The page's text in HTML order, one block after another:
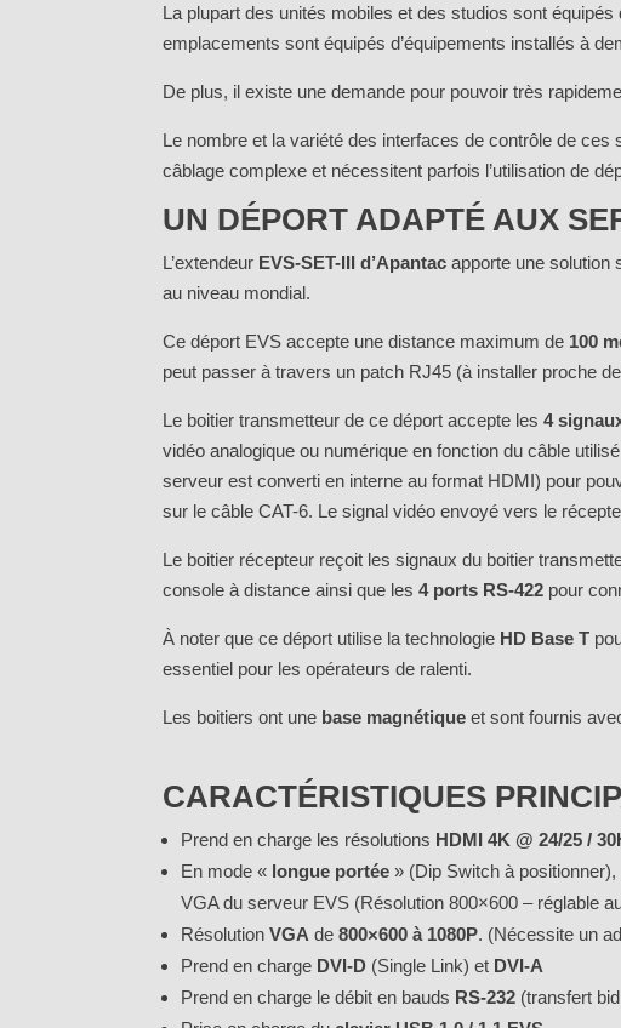
La plupart des unités mobiles et des studios sont
emplacements sont équipés d’équipements installés à
De plus, il existe une demande pour pouvoir très
Le nombre et la variété des interfaces de contrôle de
câblage complexe et nécessitent parfois l’utilisation de
UN DÉPORT ADAPTÉ AUX
L’extendeur EVS-SET-III d’Apantac apporte une solution
au niveau mondial.
Ce déport EVS accepte une distance maximum de 100
peut passer à travers un patch RJ45 (à installer proche
Le boitier transmetteur de ce déport accepte les4
vidéo analogique ou numérique en fonction du câble utilisé
serveur est converti en interne au format HDMI) pour
sur le câble CAT-6. Le signal vidéo envoyé vers le
Le boitier récepteur reçoit les signaux du boitier
console à distance ainsi que les4 ports RS-422 pour
À noter que ce déport utilise la technologie HD Base T
essentiel pour les opérateurs de ralenti.
Les boitiers ont une base magnétique et sont fournis
CARACTÉRISTIQUES
Prend en charge les résolutions HDMI 4K @ 24/25 /
En mode « longue portée » (Dip Switch à
VGA du serveur EVS (Résolution 800×600 – réglable
RésolutionVGA de800×600 à 1080P. (Nécessite un
Prend en charge DVI-D (Single Link) et DVI-A
Prend en charge le débit en bauds RS-232 (transfert